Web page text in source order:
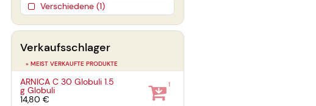
Verschiedene (1)
Verkaufsschlager
» MEIST VERKAUFTE PRODUKTE
ARNICA C 30 Globuli1.5
gGlobuli
14,80 €
1